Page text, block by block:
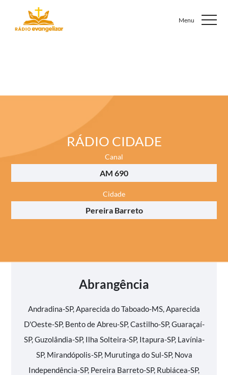
RÁDIO CIDADE
Canal
AM 690
Cidade
Pereira Barreto
Abrangência
Andradina-SP, Aparecida do Taboado-MS, Aparecida
D'Oeste-SP, Bento de Abreu-SP, Castilho-SP, Guaraçaí-
SP, Guzolândia-SP, Ilha Solteira-SP, Itapura-SP, Lavínia-
SP, Mirandópolis-SP, Murutinga do Sul-SP, Nova
Independência-SP, Pereira Barreto-SP, Rubiácea-SP,